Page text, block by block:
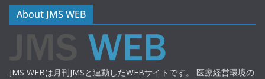
About JMS WEB
JMS WEBは月刊JMSと連動したWEBサイトです。 医療経営環境の